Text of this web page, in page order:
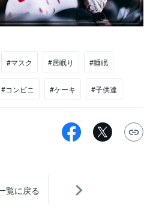
#マスク #居眠り #睡眠
#コンビニ #ケーキ #子供達
覧に戻る